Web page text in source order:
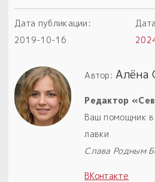
Дата публикации:
2019-10-16
Автор: Алёна
Редактор
Ваш помощник
лавки
Слава Родным
ВКонтакте